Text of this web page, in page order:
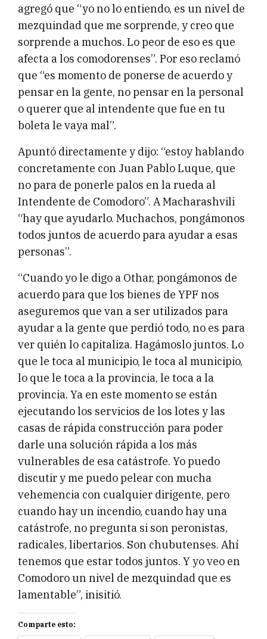
agregó que “yo no lo entiendo, es un nivel de
mezquindad que me sorprende, y creo que
sorprende a muchos. Lo peor de eso es que
afecta a los comodorenses”. Por eso reclamó
que “es momento de ponerse de acuerdo y
pensar en la gente, no pensar en la personal
o querer que al intendente que fue en tu
boleta le vaya mal”.
Apuntó directamente y dijo: “estoy hablando
concretamente con Juan Pablo Luque, que
no para de ponerle palos en la rueda al
Intendente de Comodoro”. A Macharashvili
“hay que ayudarlo. Muchachos, pongámonos
todos juntos de acuerdo para ayudar a esas
personas”.
“Cuando yo le digo a Othar, pongámonos de
acuerdo para que los bienes de YPF nos
aseguremos que van a ser utilizados para
ayudar a la gente que perdió todo, no es para
ver quién lo capitaliza. Hagámoslo juntos. Lo
que le toca al municipio, le toca al municipio,
lo que le toca a la provincia, le toca a la
provincia. Ya en este momento se están
ejecutando los servicios de los lotes y las
casas de rápida construcción para poder
darle una solución rápida a los más
vulnerables de esa catástrofe. Yo puedo
discutir y me puedo pelear con mucha
vehemencia con cualquier dirigente, pero
cuando hay un incendio, cuando hay una
catástrofe, no pregunta si son peronistas,
radicales, libertarios. Son chubutenses. Ahí
tenemos que estar todos juntos. Y yo veo en
Comodoro un nivel de mezquindad que es
lamentable”, inisitió.
Comparte esto: